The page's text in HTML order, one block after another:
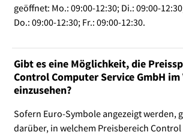
geöffnet: Mo.: 09:00-12:30; Di.: 09:00-
Do.: 09:00-12:30; Fr.: 09:00-12:30.
Gibt es eine Möglichkeit, die
Control Computer Service GmbH im
einzusehen?
Sofern Euro-Symbole angezeigt werden,
darüber, in welchem Preisbereich